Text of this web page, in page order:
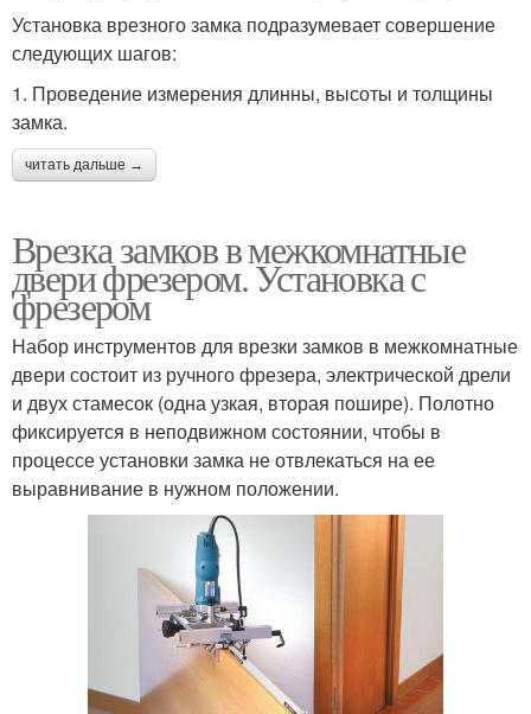
Установка врезного замка подразумевает совершение
следующих шагов:
1. Проведение измерения длинны, высоты и толщины
замка.
читать дальше →
Врезка замков в межкомнатные
двери фрезером. Установка с
фрезером
Набор инструментов для врезки замков в межкомнатные
двери состоит из ручного фрезера, электрической дрели
и двух стамесок (одна узкая, вторая пошире). Полотно
фиксируется в неподвижном состоянии, чтобы в
процессе установки замка не отвлекаться на ее
выравнивание в нужном положении.